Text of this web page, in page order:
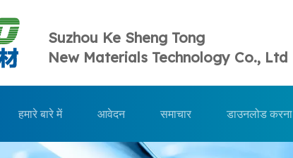
Suzhou Ke Sheng Tong
New Materials Technology Co., Ltd
हमारे बारे में आवेदन समाचार डाउनलोड करना